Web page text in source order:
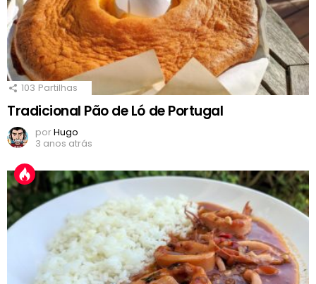
103 Partilhas
Tradicional Pão de Ló de Portugal
porHugo
3 anos atrás